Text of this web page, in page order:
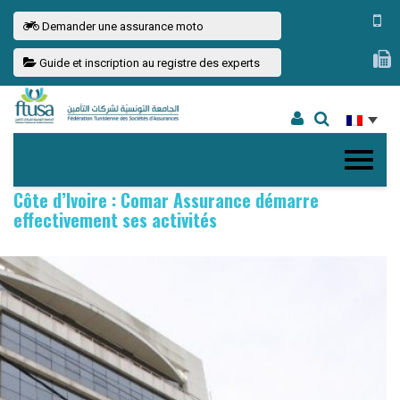
Demander une assurance moto
Guide et inscription au registre des experts
Côte d’Ivoire : Comar Assurance démarre
effectivement ses activités